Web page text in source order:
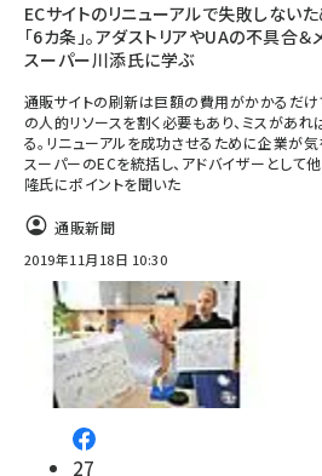
ECサイトのリニューアルで失敗しない
「6カ条」。アダストリアやUAの不具合＆
スーパー川添氏に学ぶ
通販サイトの刷新は巨額の費用がかかるだけ
の人的リソースを割く必要もあり、ミスがあ
る。リニューアルを成功させるために企業が
スーパーのECを統括し、アドバイザーとして
隆氏にポイントを聞いた
通販新聞
2019年11月18日 10:30
27